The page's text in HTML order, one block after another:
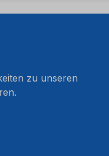
zu unseren